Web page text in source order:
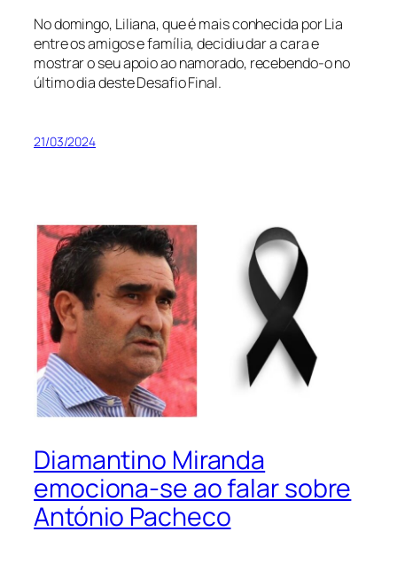
No domingo, Liliana, que é mais conhecida por Lia
entre os amigos e família, decidiu dar a cara e
mostrar o seu apoio ao namorado, recebendo-o no
último dia deste Desafio Final.
21/03/2024
Diamantino Miranda
emociona-se ao falar sobre
António Pacheco